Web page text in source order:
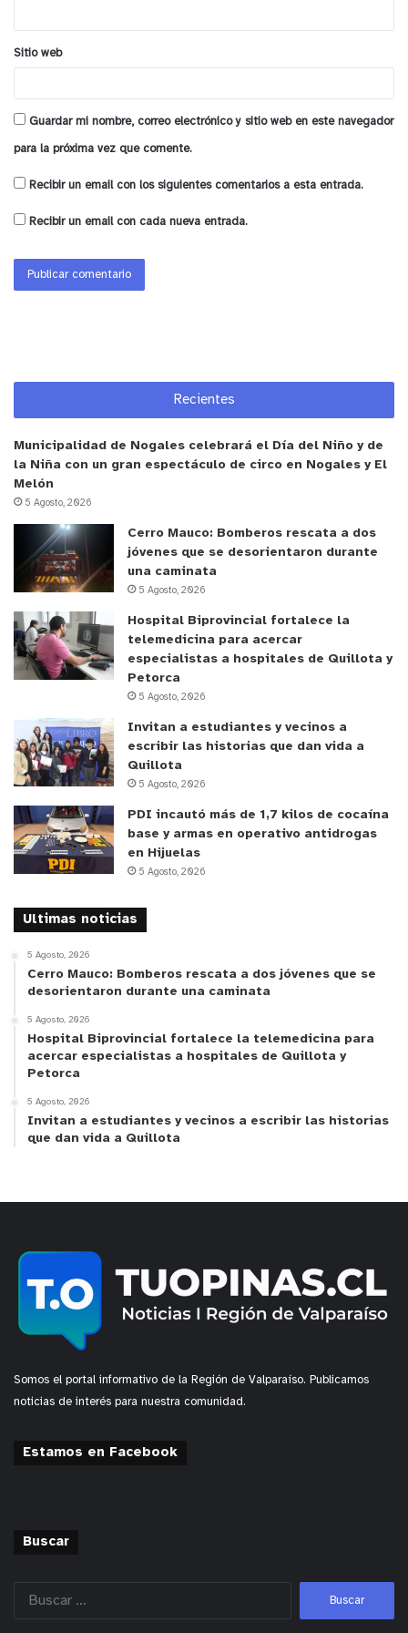
Sitio web
Guardar mi nombre, correo electrónico y sitio web en este navegador
para la próxima vez que comente.
Recibir un email con los siguientes comentarios a esta entrada.
Recibir un email con cada nueva entrada.
Recientes
Municipalidad de Nogales celebrará el Día del Niño y de
la Niña con un gran espectáculo de circo en Nogales y El
Melón
5 Agosto, 2026
Cerro Mauco: Bomberos rescata a dos
jóvenes que se desorientaron durante
una caminata
5 Agosto, 2026
Hospital Biprovincial fortalece la
telemedicina para acercar
especialistas a hospitales de Quillota y
Petorca
5 Agosto, 2026
Invitan a estudiantes y vecinos a
escribir las historias que dan vida a
Quillota
5 Agosto, 2026
PDI incautó más de 1,7 kilos de cocaína
base y armas en operativo antidrogas
en Hijuelas
5 Agosto, 2026
Ultimas noticias
5 Agosto, 2026
Cerro Mauco: Bomberos rescata a dos jóvenes que se
desorientaron durante una caminata
5 Agosto, 2026
Hospital Biprovincial fortalece la telemedicina para
acercar especialistas a hospitales de Quillota y
Petorca
5 Agosto, 2026
Invitan a estudiantes y vecinos a escribir las historias
que dan vida a Quillota
Somos el portal informativo de la Región de Valparaíso. Publicamos
noticias de interés para nuestra comunidad.
Estamos en Facebook
Buscar